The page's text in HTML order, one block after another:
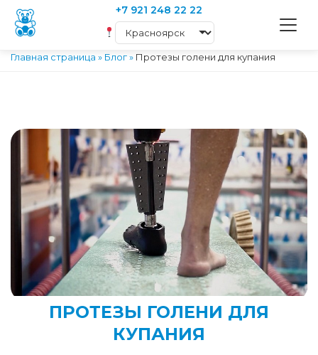
+7 921 248 22 22
Главная страница » Блог» Протезы голени для купания
ПРОТЕЗЫ ГОЛЕНИ ДЛЯ
КУПАНИЯ